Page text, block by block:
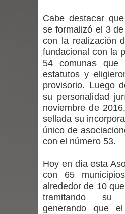
proyecto de
en la alta
impacto
INDAP entregó
incentivos a
de la provincia
innovación en
con nuevas
Cabe destacar
se formalizó el 3
con la realización
fundacional con la
54 comunas que
estatutos y
provisorio. Luego
su personalidad
noviembre de
sellada su
único de
con el número 53.
Hoy en día esta
con 65
alrededor de 10
tramitando su
generando que